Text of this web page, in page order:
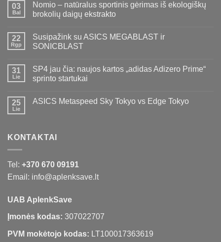
03
Bal
Nomio – natūralus sportinis gėrimas iš ekologiškų
brokolių daigų ekstrakto
22
Rgp
Susipažink su ASICS MEGABLAST ir
SONICBLAST
31
Lie
SP4 jau čia: naujos kartos „adidas Adizero Prime“
sprinto startukai
25
Lie
ASICS Metaspeed Sky Tokyo vs Edge Tokyo
KONTAKTAI
Tel: +370 670 09191
Email: info@aplenksave.lt
UAB AplenkSave
Įmonės kodas: 307022707
PVM mokėtojo kodas: LT100017363619